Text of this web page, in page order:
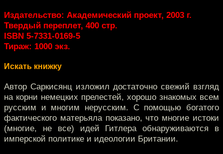
Издательство: Академический проект, 2003 г.
Твердый переплет, 400 стр.
ISBN 5-7331-0169-5
Тираж: 1000 экз.
Искать книжку
Автор Саркисянц изложил достаточно свежий взгляд
на корни немецких прелестей, хорошо знакомых всем
русским и многим нерусским. С помощью богатого
фактического матерьяла показано, что многие истоки
(многие, не все) идей Гитлера обнаруживаются в
имперской политике и идеологии Британии.